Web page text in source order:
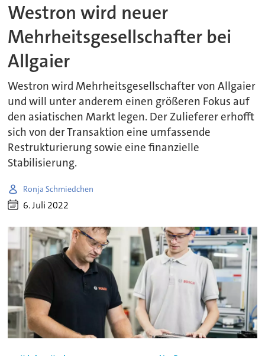
Westron wird neuer
Mehrheitsgesellschafter bei
Allgaier
Westron wird Mehrheitsgesellschafter von Allgaier
und will unter anderem einen größeren Fokus auf
den asiatischen Markt legen. Der Zulieferer erhofft
sich von der Transaktion eine umfassende
Restrukturierung sowie eine finanzielle
Stabilisierung.
Ronja Schmiedchen
6. Juli 2022